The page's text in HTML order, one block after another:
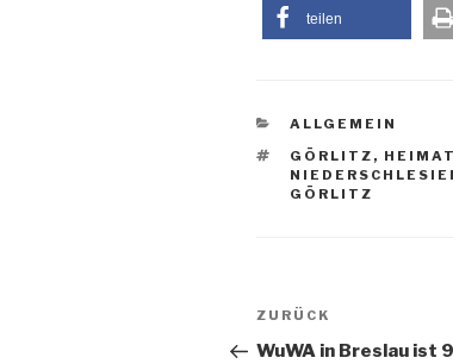
teilen
KATEGORIEN
ALLGEMEIN
SCHLAGWÖRTER
GÖRLITZ ,
GÖRLITZ
Vorheriger
Beitrag
ZURÜCK
WuWA in Breslau ist